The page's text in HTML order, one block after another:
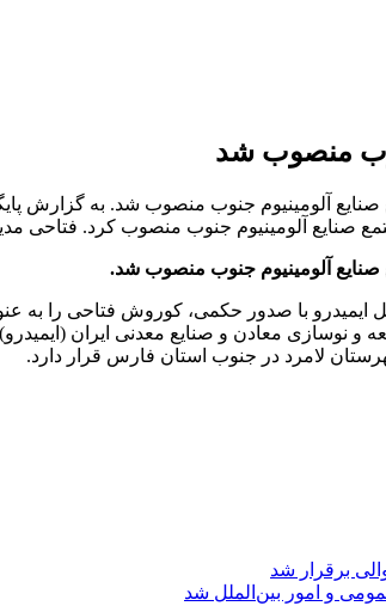
منصوب شد
آلومینیوم جنوب منصوب شد. به گزارش
صنایع آلومینیوم جنوب منصوب کرد. فتاحی
آلومینیوم جنوب منصوب شد.
ایمیدرو با صدور حکمی، کوروش فتاحی را به
و نوسازی معادن و صنایع معدنی ایران
لامرد در جنوب استان فارس قرار دارد.
برقرار شد
و امور بین‌الملل شد